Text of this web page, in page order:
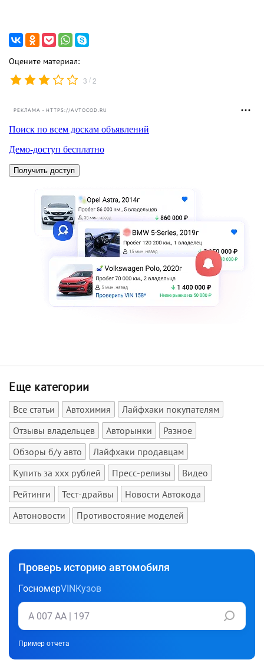
Оцените материал:
3 /2
РЕКЛАМА • HTTPS://AVTOCOD.RU
Еще категории
Все статьи Автохимия
Лайфхаки покупателям
Отзывы владельцев
Авторынки
Разное
Обзоры б/у авто
Лайфхаки продавцам
Купить за xxx рублей
Пресс-релизы
Видео
Рейтинги
Тест-драйвы
Новости Автокода
Автоновости
Противостояние моделей
Проверь историю автомобиля
ГосномерVINКузов
Пример отчета